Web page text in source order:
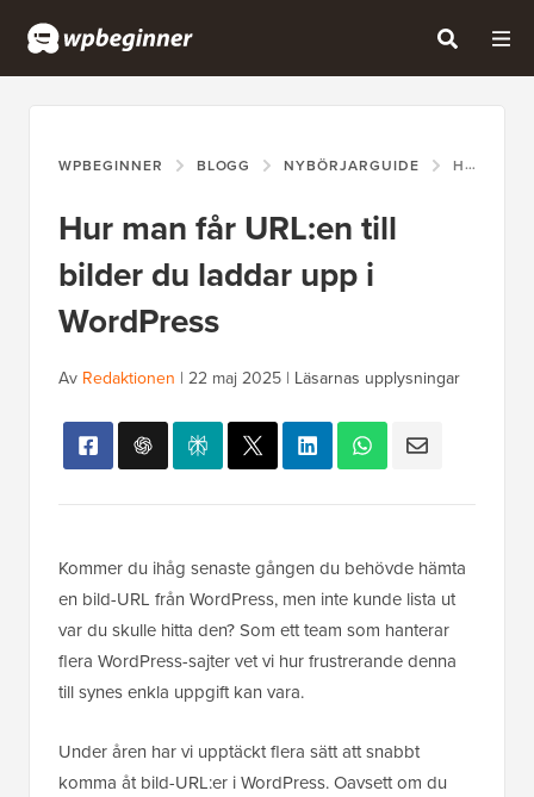
WPBEGINNER BLOGG NYBÖRJARGUIDE HUR MAN FÅR URL:EN TILL BILDER DU LADDAR UPP I WORDPRESS
Hur man får URL:en till
bilder du laddar upp i
WordPress
Av Redaktionen | 22 maj 2025 | Läsarnas upplysningar
Kommer du ihåg senaste gången du behövde hämta
en bild-URL från WordPress, men inte kunde lista ut
var du skulle hitta den? Som ett team som hanterar
flera WordPress-sajter vet vi hur frustrerande denna
till synes enkla uppgift kan vara.
Under åren har vi upptäckt flera sätt att snabbt
komma åt bild-URL:er i WordPress. Oavsett om du